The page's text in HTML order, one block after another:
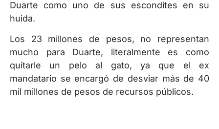
Duarte como uno de sus escondites en su
huida.
Los 23 millones de pesos, no representan
mucho para Duarte, literalmente es como
quitarle un pelo al gato, ya que el ex
mandatario se encargó de desviar más de 40
mil millones de pesos de recursos públicos.